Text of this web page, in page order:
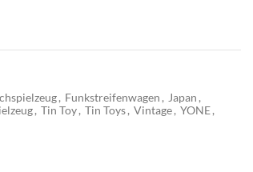
, Funkstreifenwagen , Japan ,
, Tin Toy, Tin Toys, Vintage, YONE,